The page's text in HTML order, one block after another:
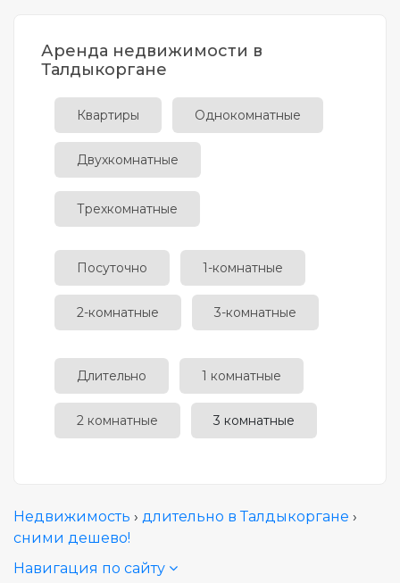
Аренда недвижимости в
Талдыкоргане
Квартиры Однокомнатные
Двухкомнатные
Трехкомнатные
Посуточно 1-комнатные
2-комнатные 3-комнатные
Длительно 1 комнатные
2 комнатные 3 комнатные
Недвижимость › длительно в Талдыкоргане ›
сними дешево!
Навигация по сайту